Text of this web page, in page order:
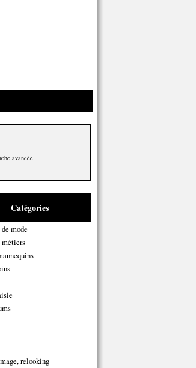
avancée
Catégories
mode
relooking